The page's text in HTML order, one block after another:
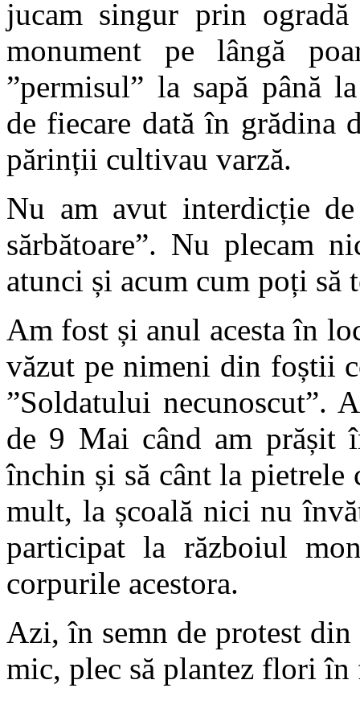
jucam singur prin
monument pe lângă
”permisul” la sapă până
de fiecare dată în grădina
părinții cultivau varză.
Nu am avut interdicție
sărbătoare”. Nu plecam
atunci și acum cum poți
Am fost și anul acesta în
văzut pe nimeni din foștii
”Soldatului necunoscut”.
de 9 Mai când am prășit
închin și să cânt la pietrele
mult, la școală nici nu
participat la războiul
corpurile acestora.
Azi, în semn de protest
mic, plec să plantez flori